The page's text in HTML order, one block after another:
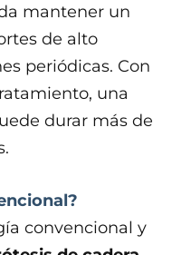
mantener un
de alto
periódicas. Con
una
durar más de
convencional y